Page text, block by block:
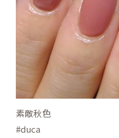
素敵秋色
#duca